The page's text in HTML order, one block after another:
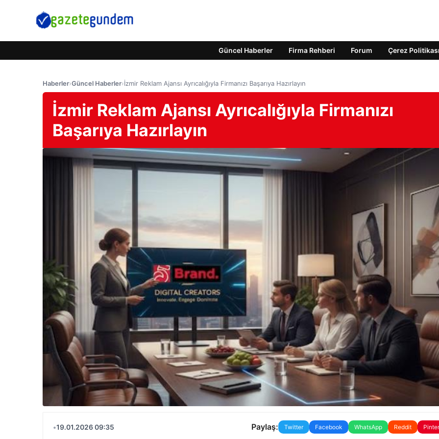
Güncel Haberler Firma Rehberi Forum Çerez Politikası
Haberler›Güncel Haberler›İzmir Reklam Ajansı Ayrıcalığıyla Firmanızı Başarıya Hazırlayın
İzmir Reklam Ajansı Ayrıcalığıyla Firmanızı
Başarıya Hazırlayın
•19.01.2026 09:35 Paylaş: Twitter Facebook WhatsApp Reddit